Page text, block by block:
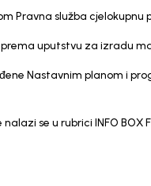
Pravna služba cjelokupnu
prema uputstvu
Nastavnim planom i
se u rubrici INFO BOX